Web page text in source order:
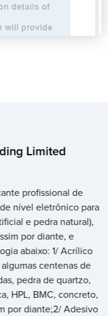
Limited
profissional de
nível eletrônico para
e pedra natural),
por diante, e
abaixo: 1/ Acrílico
centenas de
pedra de quartzo,
HPL, BMC, concreto,
por diante;2/ Adesivo